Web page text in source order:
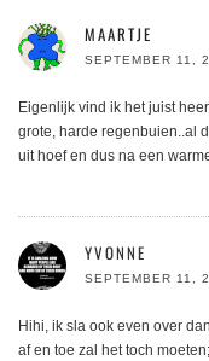
MAARTJE
SEPTEMBER 11,
Eigenlijk vind ik het juist
grote, harde regenbuien..al
uit hoef en dus na een
YVONNE
SEPTEMBER 11,
Hihi, ik sla ook even over
af en toe zal het toch